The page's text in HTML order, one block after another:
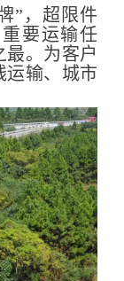
”，超限件
要运输任
最。为客户
运输、城市